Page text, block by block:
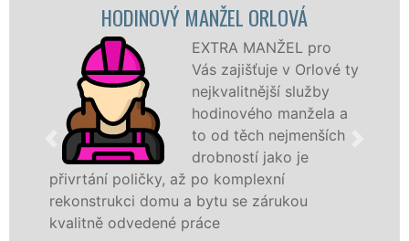
HODINOVÝ MANŽEL ORLOVÁ
EXTRA MANŽEL pro
Vás zajišťuje v Orlové ty
nejkvalitnější služby
hodinového manžela a
to od těch nejmenších
drobností jako je
přivrtání poličky, až po komplexní
rekonstrukci domu a bytu se zárukou
kvalitně odvedené práce